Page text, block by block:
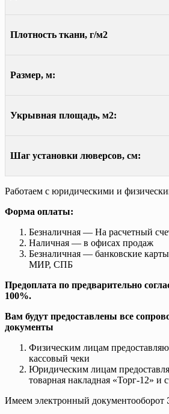
Плотность ткани, г/м2
Размер, м:
Укрывная площадь, м2:
Шаг установки люверсов, см:
Работаем с юридическими и
Форма оплаты:
Безналичная — На расчетный
Наличная — в офисах продаж
Безналичная — банковские
МИР, СПБ
Предоплата по предварительно
100%.
Вам будут предоставлены все
документы
Физическим лицам
кассовый чеки
Юридическим лицам
товарная накладная «Торг-12» и
Имеем электронный документооборот